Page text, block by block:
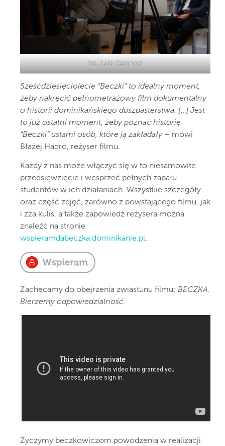
fot. Julia Czarnota
Sześćdziesięciolecie “Beczki” to idealny moment,
żeby nakręcić pełnometrażowy film dokumentalny
o historii dominikańskiego duszpasterstwa. […] Jest
to już ostatni moment, żeby poznać historię
“Beczki” ustami osób, które ją zakładały – mówi
Błażej Hadro, reżyser filmu.
Każdy z nas może włączyć się w to niesamowite
przedsięwzięcie i wesprzeć pełnych zapału
studentów w ich działaniach. Wszystkie szczegóły
oraz część zdjęć, zarówno z powstającego filmu, jak
i zza kulis, a także zapowiedź reżysera można
znaleźć na stronie
wspieramdabeczka.dominikanie.pl.
Zachęcamy do obejrzenia zwiastunu filmu: BECZKA.
Bierzemy odpowiedzialność.
Życzymy beczkowiczom powodzenia w realizacji